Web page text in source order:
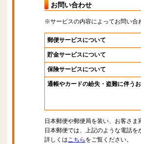
お問い合わせ
※サービスの内容によってお問い合
郵便サービスについて
貯金サービスについて
保険サービスについて
通帳やカードの紛失・盗難に伴う
日本郵便や郵便局を装い、お客さ
日本郵便では、上記のような電話
詳しくはこちら をご覧ください。